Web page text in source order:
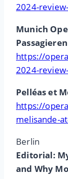
2024-
Munich
Passagieren
https://
2024-
Pelléas et
https://
melisande-
Berlin
Editorial:
and Why